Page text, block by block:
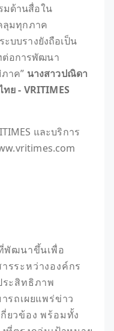
มด้านสื่อใน
ลุมทุกภาค
บบรางยังถือเป็น
อการพัฒนา
าค” นางสาวปณิดา
ย - VRITIMES
และบริการ
พัฒนาขึ้นเพื่อ
รระหว่างองค์กร
ะสิทธิภาพ
รถเผยแพร่ข่าว
ยวข้อง พร้อมทั้ง